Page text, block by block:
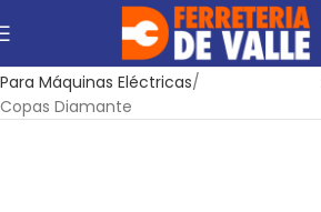
Accesorios
Para Máquinas Eléctricas
Copas Diamante